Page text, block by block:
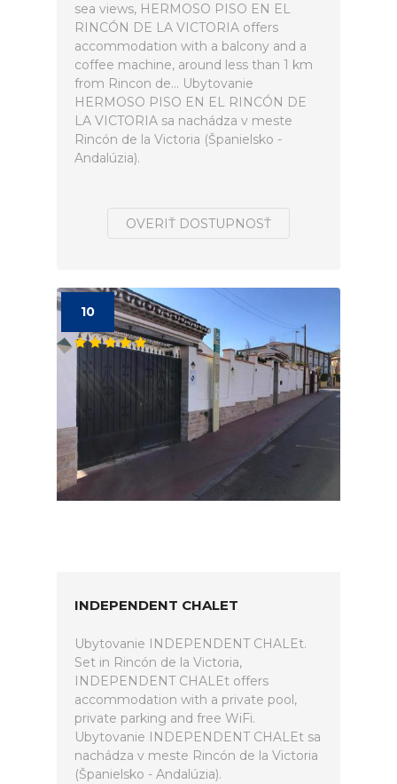
sea views, HERMOSO PISO EN EL
RINCÓN DE LA VICTORIA offers
accommodation with a balcony and a
coffee machine, around less than 1 km
from Rincon de... Ubytovanie
HERMOSO PISO EN EL RINCÓN DE
LA VICTORIA sa nachádza v meste
Rincón de la Victoria (Španielsko -
Andalúzia).
OVERIŤ DOSTUPNOSŤ
10
INDEPENDENT CHALET
Ubytovanie INDEPENDENT CHALEt.
Set in Rincón de la Victoria,
INDEPENDENT CHALEt offers
accommodation with a private pool,
private parking and free WiFi.
Ubytovanie INDEPENDENT CHALEt sa
nachádza v meste Rincón de la Victoria
(Španielsko - Andalúzia).